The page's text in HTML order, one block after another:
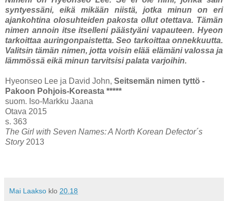
syntyessäni, eikä mikään niistä, jotka minun on eri
ajankohtina olosuhteiden pakosta ollut otettava. Tämän
nimen annoin itse itselleni päästyäni vapauteen. Hyeon
tarkoittaa auringonpaistetta. Seo tarkoittaa onnekkuutta.
Valitsin tämän nimen, jotta voisin elää elämäni valossa ja
lämmössä eikä minun tarvitsisi palata varjoihin.
Hyeonseo Lee ja David John, Seitsemän nimen tyttö -
Pakoon Pohjois-Koreasta *****
suom. Iso-Markku Jaana
Otava 2015
s. 363
The Girl with Seven Names: A North Korean Defector´s
Story2013
Mai Laakso klo 20.18